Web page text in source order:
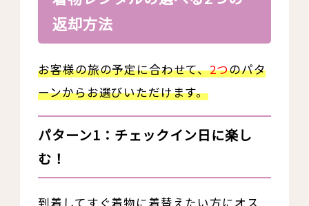
返却方法
お客様の旅の予定に合わせて、2つのパタ
ーンからお選びいただけます。
パターン1：チェックイン日に楽し
む！
到着してすぐ着物に着替えたい方にオス